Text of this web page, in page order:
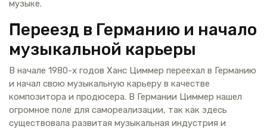
музыке.
Переезд в Германию и начало
музыкальной карьеры
В начале 1980-х годов Ханс Циммер переехал в Германию
и начал свою музыкальную карьеру в качестве
композитора и продюсера. В Германии Циммер нашел
огромное поле для самореализации, так как здесь
существовала развитая музыкальная индустрия и